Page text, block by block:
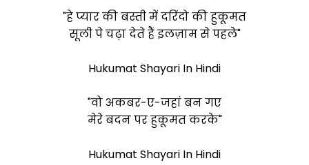
"हे प्यार की बस्ती में दरिंदो की हुकूमत
सूली पे चढ़ा देते हैं इलज़ाम से पहले"
Hukumat Shayari In Hindi
"वो अकबर-ए-जहां बन गए
मेरे बदन पर हुकूमत करके"
Hukumat Shayari In Hindi